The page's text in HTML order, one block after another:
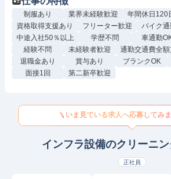
制服あり 業界未経験歓迎
年間休日120
資格取得支援あり
フリーター歓迎
バイク
中途入社50％以上
学歴不問 車通勤
経験不問
未経験者歓迎 通勤交通費全
退職金あり
賞与あり ブランクOK
面接1回
第二新卒歓迎
いま見ている求人へ応募してみ
インフラ設備のクリーニ
正社員